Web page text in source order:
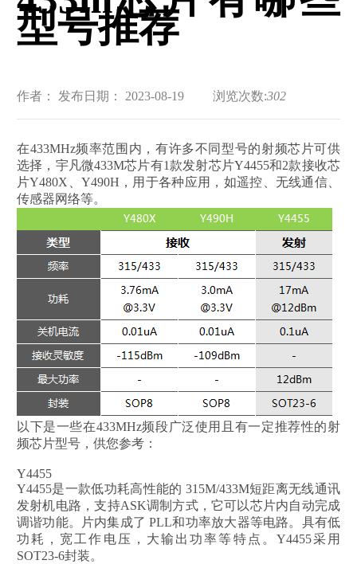
型号推荐
作者： 发布日期： 2023-08-19 浏览次数:302
在433MHz频率范围内，有许多不同型号的射频芯片可供
选择，宇凡微433M芯片有1款发射芯片Y4455和2款接收芯
片Y480X、Y490H，用于各种应用，如遥控、无线通信、
传感器网络等。
以下是一些在433MHz频段广泛使用且有一定推荐性的射
频芯片型号，供您参考：
Y4455
Y4455是一款低功耗高性能的 315M/433M短距离无线通讯
发射机电路，支持ASK调制方式，它可以芯片内自动完成
调谐功能。片内集成了 PLL和功率放大器等电路。具有低
功耗，宽工作电压，大输出功率等特点。Y4455采用
SOT23-6封装。